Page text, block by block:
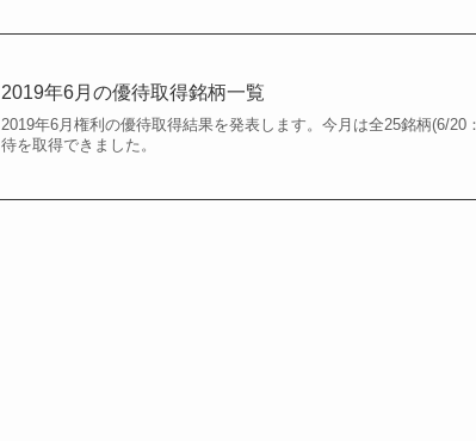
2019年6月の優待取得銘柄一覧
2019年6月権利の優待取得結果を発表します。今月は全25銘柄(6/20
待を取得できました。